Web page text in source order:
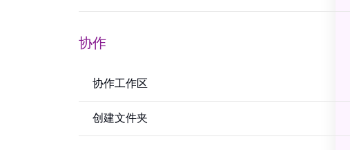
协作
协作工作区
创建文件夹